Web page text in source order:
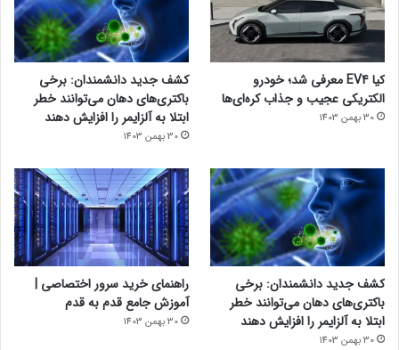
کیا EV4 معرفی شد؛ خودرو
الکتریکی عجیب و جذاب کره‌ای‌ها
30 بهمن 1403
کشف جدید دانشمندان: برخی
باکتری‌های دهان می‌توانند خطر
ابتلا به آلزایمر را افزایش دهند
30 بهمن 1403
کشف جدید دانشمندان: برخی
باکتری‌های دهان می‌توانند خطر
ابتلا به آلزایمر را افزایش دهند
30 بهمن 1403
راهنمای خرید سرور اختصاصی |
آموزش جامع قدم به قدم
30 بهمن 1403